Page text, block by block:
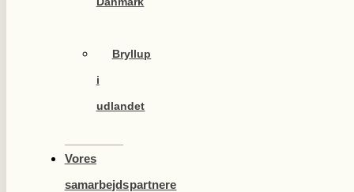
Bryllup
i
udlandet
Vores
samarbejdspartnere